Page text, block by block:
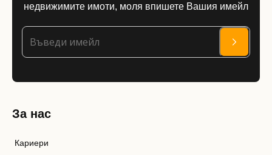
недвижимите имоти, моля впишете Вашия имейл
За нас
Кариери